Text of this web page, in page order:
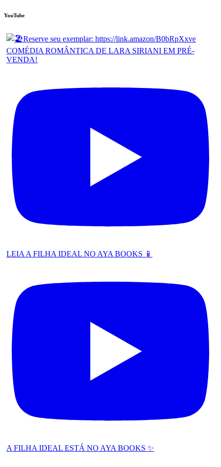
YouTube
COMÉDIA ROMÂNTICA DE LARA SIRIANI EM PRÉ-
VENDA!
LEIA A FILHA IDEAL NO AYA BOOKS 📱
A FILHA IDEAL ESTÁ NO AYA BOOKS ✨